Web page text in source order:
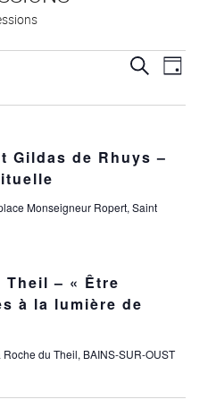
ET
Recherche
Jour
Gildas de Rhuys –
Monseigneur Ropert, Saint
Theil – « Être
à la lumière de
Roche du Theil, BAINS-SUR-OUST